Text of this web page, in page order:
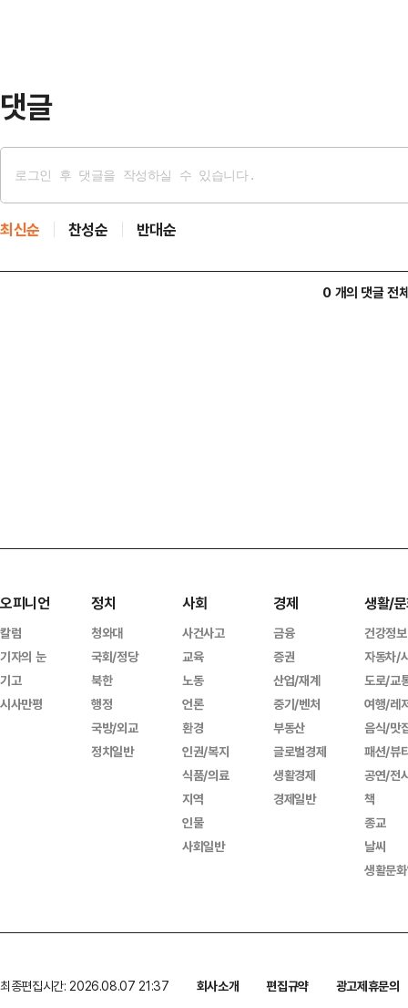
댓글
최신순 찬성순 반대순
0 개의 댓글 전
오피니언
칼럼
기자의 눈
기고
시사만평
정치
청와대
국회/정당
북한
행정
국방/외교
정치일반
사회
사건사고
교육
노동
언론
환경
인권/복지
식품/의료
지역
인물
사회일반
경제
금융
증권
산업/재계
중기/벤처
부동산
글로벌경제
생활경제
경제일반
생활/
건강정보
자동차/
도로/교
여행/레
음식/맛
패션/뷰
공연/전
책
종교
날씨
생활문
최종편집시간: 2026.08.07 21:37 회사소개 편집규약
광고제휴문의